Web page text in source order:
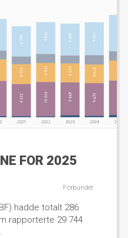
FOR 2025
Forbundet
hadde totalt 286
rapporterte 29 744